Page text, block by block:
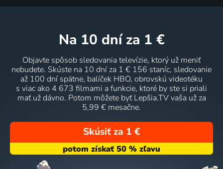
na 10 dní za 1 €
Objavte spôsob sledovania televízie, ktorý už meniť
nebudete. Skúste na 10 dní za 1 € 156 staníc, sledovanie
až 100 dní spätne, balíček HBO, obrovskú videotéku
s viac ako 4 673 filmami a funkcie, ktoré by ste si priali
mať už dávno. Potom môžete byť Lepšia.TV vaša už za
5,99 € mesačne.
Skúsiť za 1 €